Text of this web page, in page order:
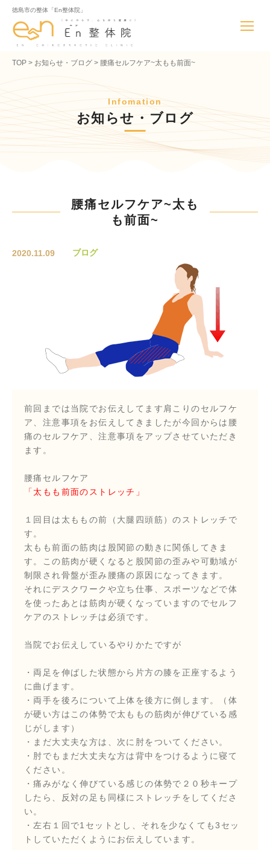
徳島市の整体「En整体院」
TOP お知らせ・ブログ 腰痛セルフケア~太もも前面~
Infomation
お知らせ・ブログ
腰痛セルフケア~太も
も前面~
2020.11.09 ブログ
前回までは当院でお伝えしてます肩こりのセルフケ
ア、注意事項をお伝えしてきましたが今回からは腰
痛のセルフケア、注意事項をアップさせていただき
ます。
腰痛セルフケア
「太もも前面のストレッチ」
１回目は太ももの前（大腿四頭筋）のストレッチで
す。
太もも前面の筋肉は股関節の動きに関係してきま
す。この筋肉が硬くなると股関節の歪みや可動域が
制限され骨盤が歪み腰痛の原因になってきます。
それにデスクワークや立ち仕事、スポーツなどで体
を使ったあとは筋肉が硬くなっていますのでセルフ
ケアのストレッチは必須です。
当院でお伝えしているやりかたですが
・両足を伸ばした状態から片方の膝を正座するよう
に曲げます。
・両手を後ろについて上体を後方に倒します。（体
が硬い方はこの体勢で太ももの筋肉が伸びている感
じがします）
・まだ大丈夫な方は、次に肘をついてください。
・肘でもまだ大丈夫な方は背中をつけるように寝て
ください。
・痛みがなく伸びている感じの体勢で２０秒キープ
したら、反対の足も同様にストレッチをしてくださ
い。
・左右１回で1セットとし、それを少なくても3セッ
トしていただくようにお伝えしています。